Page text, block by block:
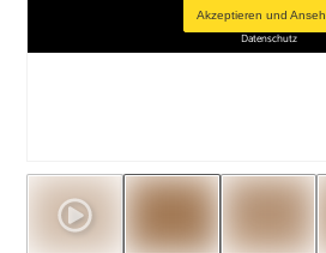
Akzeptieren und
Datenschutz